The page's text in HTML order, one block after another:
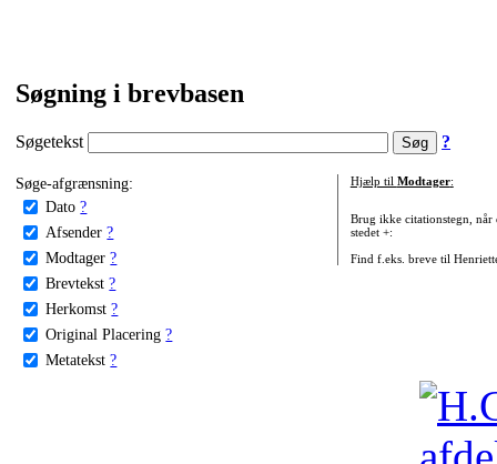
Søgning i brevbasen
Søgetekst ?
Søge-afgrænsning:
Dato ?
Afsender ?
Modtager ?
Brevtekst ?
Herkomst ?
Original Placering ?
Metatekst ?
Hjælp til Modtager:
Brug ikke citationstegn, når
stedet +:
Find f.eks. breve til